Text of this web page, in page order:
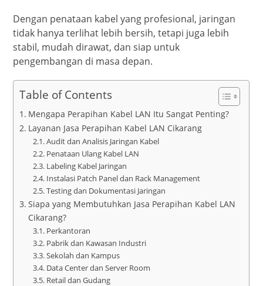
Dengan penataan kabel yang profesional, jaringan
tidak hanya terlihat lebih bersih, tetapi juga lebih
stabil, mudah dirawat, dan siap untuk
pengembangan di masa depan.
Table of Contents
Mengapa Perapihan Kabel LAN Itu Sangat Penting?
Layanan Jasa Perapihan Kabel LAN Cikarang
Audit dan Analisis Jaringan Kabel
Penataan Ulang Kabel LAN
Labeling Kabel Jaringan
Instalasi Patch Panel dan Rack Management
Testing dan Dokumentasi Jaringan
Siapa yang Membutuhkan Jasa Perapihan Kabel LAN
Cikarang?
Perkantoran
Pabrik dan Kawasan Industri
Sekolah dan Kampus
Data Center dan Server Room
Retail dan Gudang